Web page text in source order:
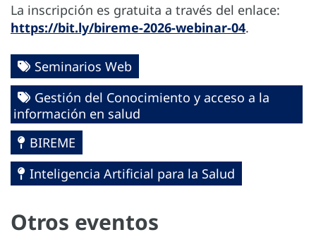
La inscripción es gratuita a través del enlace:
https://bit.ly/bireme-2026-webinar-04.
Seminarios Web
Gestión del Conocimiento y acceso a la
información en salud
BIREME
Inteligencia Artificial para la Salud
Otros eventos